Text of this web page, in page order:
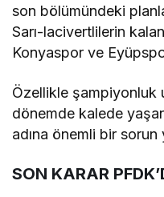
son bölümündeki
Sarı-lacivertlilerin
Konyaspor ve
Özellikle şampiyonluk
dönemde kalede
adına önemli bir sorun
SON KARAR